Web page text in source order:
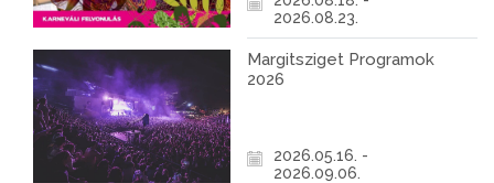
2026.08.23.
Margitsziget Programok
2026
2026.05.16. -
2026.09.06.